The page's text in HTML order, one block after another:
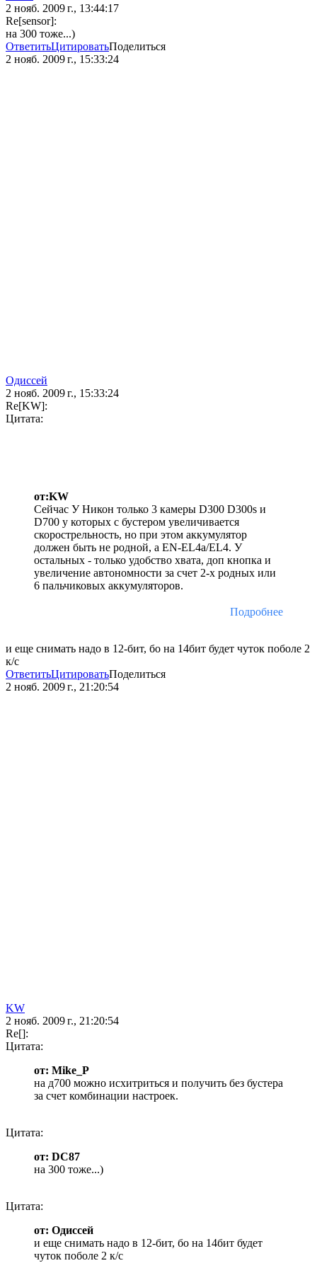
2 нояб. 2009 г., 13:44:17
Re[sensor]:
на 300 тоже...)
ОтветитьЦитироватьПоделиться
2 нояб. 2009 г., 15:33:24
Одиссей
2 нояб. 2009 г., 15:33:24
Re[KW]:
Цитата:
от:KW
Сейчас У Никон только 3 камеры D300 D300s и
D700 у которых с бустером увеличивается
скорострельность, но при этом аккумулятор
должен быть не родной, а EN-EL4а/EL4. У
остальных - только удобство хвата, доп кнопка и
увеличение автономности за счет 2-х родных или
6 пальчиковых аккумуляторов.
Подробнее
и еще снимать надо в 12-бит, бо на 14бит будет чуток поболе 2
к/с
ОтветитьЦитироватьПоделиться
2 нояб. 2009 г., 21:20:54
KW
2 нояб. 2009 г., 21:20:54
Re[]:
Цитата:
от: Mike_P
на д700 можно исхитриться и получить без бустера
за счет комбинации настроек.
Цитата:
от: DC87
на 300 тоже...)
Цитата:
от: Одиссей
и еще снимать надо в 12-бит, бо на 14бит будет
чуток поболе 2 к/с